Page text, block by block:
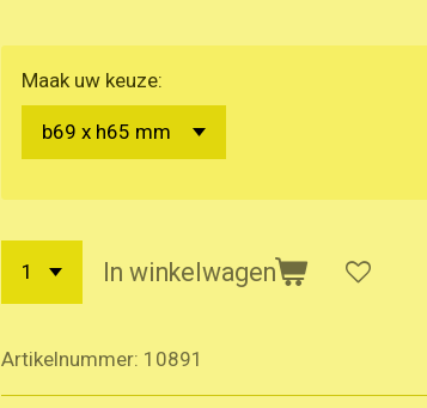
Maak uw keuze:
In winkelwagen
Artikelnummer: 10891